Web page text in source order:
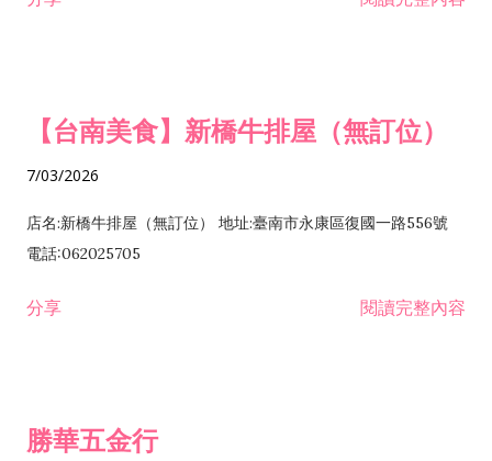
發業 H703090 不動產買賣業 H703100 不動產租賃業 I503010
【台南美食】新橋牛排屋（無訂位）
7/03/2026
店名:新橋牛排屋（無訂位） 地址:臺南市永康區復國一路556號
電話:062025705
分享 閱讀完整內容
勝華五金行